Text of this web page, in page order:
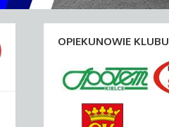
OPIEKUNOWIE KLUBU